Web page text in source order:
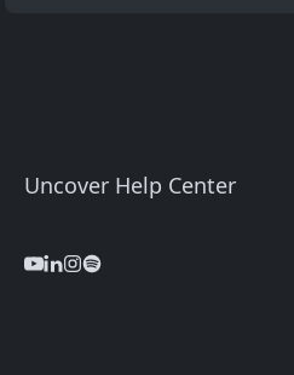
Uncover Help Center